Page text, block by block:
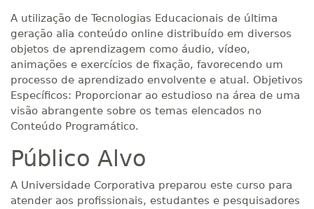
A utilização de Tecnologias Educacionais de última
geração alia conteúdo online distribuído em diversos
objetos de aprendizagem como áudio, vídeo,
animações e exercícios de fixação, favorecendo um
processo de aprendizado envolvente e atual. Objetivos
Específicos: Proporcionar ao estudioso na área de uma
visão abrangente sobre os temas elencados no
Conteúdo Programático.
Público Alvo
A Universidade Corporativa preparou este curso para
atender aos profissionais, estudantes e pesquisadores